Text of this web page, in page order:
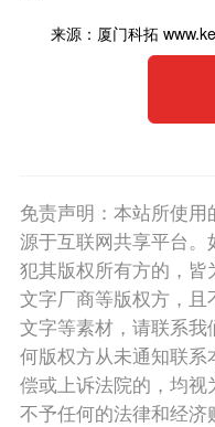
来源：厦门科拓
免责声明：本站所使
源于互联网共享平台
犯其版权所有方的，
文字厂商等版权方，
文字等素材，请联系
何版权方从未通知联
偿或上诉法院的，均
不予任何的法律和经济